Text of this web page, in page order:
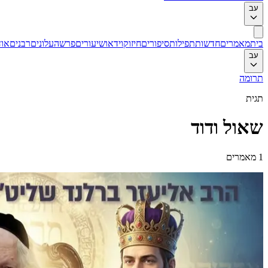
עב
ביתמאמריםחדשותתפילותסיפוריםחיזוקוידאושיעוריםפרשהעלוניםרבנים
עב
תרומה
תגית
שאול ודוד
1 מאמרים